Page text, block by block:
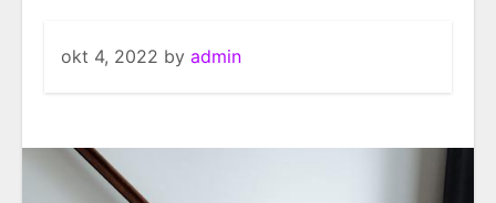
okt 4, 2022 by admin